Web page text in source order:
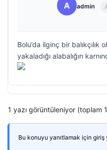
A admin
Bolu’da ilginç bir balıkçılık
yakaladığı alabalığın
1 yazı görüntüleniyor (toplam
Bu konuyu yanıtlamak için giriş